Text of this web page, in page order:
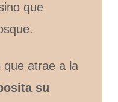
que
que atrae a la
su